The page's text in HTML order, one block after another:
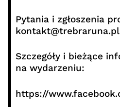
Pytania i zgłoszenia
kontakt@trebraruna.pl
Szczegóły i bieżące
na wydarzeniu:
https://